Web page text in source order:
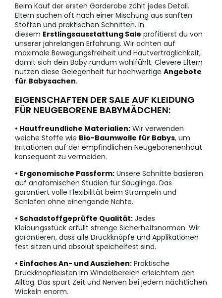
Beim Kauf der ersten Garderobe zählt jedes Detail.
Eltern suchen oft nach einer Mischung aus sanften
Stoffen und praktischen Schnitten. In
diesem Erstlingsausstattung Sale profitierst du von
unserer jahrelangen Erfahrung. Wir achten auf
maximale Bewegungsfreiheit und Hautverträglichkeit,
damit sich dein Baby rundum wohlfühlt. Clevere Eltern
nutzen diese Gelegenheit für hochwertige Angebote
für Babysachen.
EIGENSCHAFTEN DER SALE AUF KLEIDUNG
FÜR NEUGEBORENE BABYMÄDCHEN:
• Hautfreundliche Materialien: Wir verwenden
weiche Stoffe wie Bio-Baumwolle für Babys, um
Irritationen auf der empfindlichen Neugeborenenhaut
konsequent zu vermeiden.
• Ergonomische Passform: Unsere Schnitte basieren
auf anatomischen Studien für Säuglinge. Das
garantiert volle Flexibilität beim Strampeln und
Schlafen ohne einengende Nähte.
• Schadstoffgeprüfte Qualität: Jedes
Kleidungsstück erfüllt strenge Sicherheitsnormen. Wir
garantieren, dass alle Druckknöpfe und Applikationen
fest sitzen und absolut speichelfest sind.
• Einfaches An- und Ausziehen: Praktische
Druckknopfleisten im Windelbereich erleichtern den
Alltag. Das spart Zeit und Nerven bei jedem nächtlichen
Wickeln enorm.